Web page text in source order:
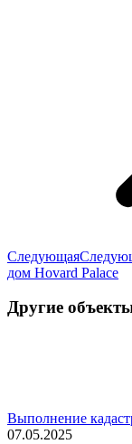
Следующая
дом Hovard Palace
Другие
Выполнение
07.05.2025